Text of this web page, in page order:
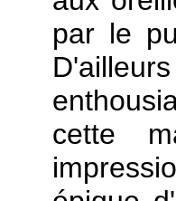
par le
cette